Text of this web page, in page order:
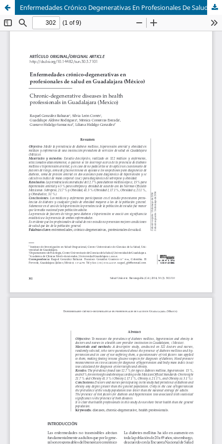
Enfermedades Crónico Degenerativas En Profesionales De Salud En Guadalajara México